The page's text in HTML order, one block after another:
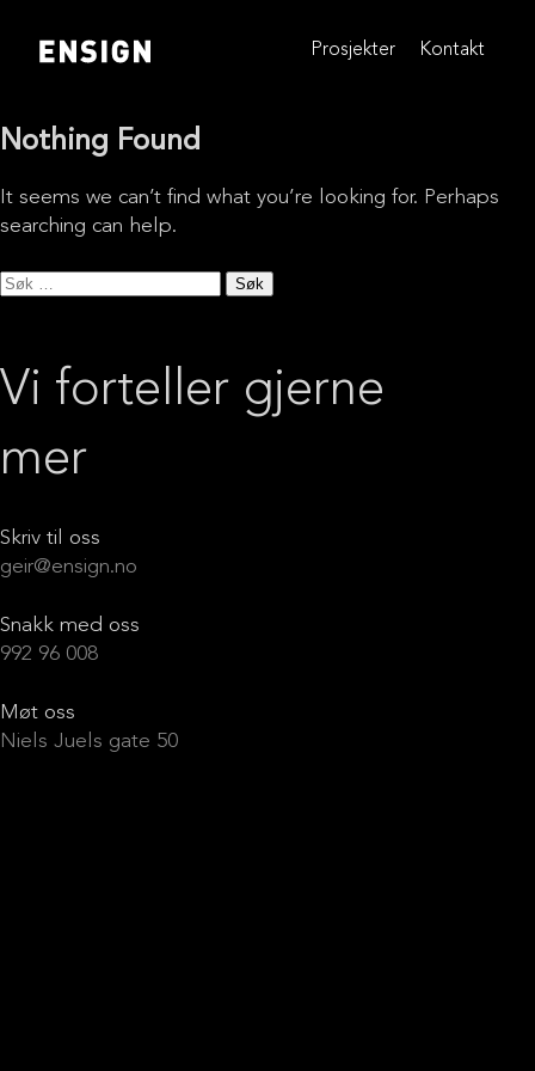
content
Prosjekter Kontakt
Nothing Found
It seems we can’t find what you’re looking for. Perhaps
searching can help.
Søk
etter:
Vi forteller gjerne
mer
Skriv til oss
geir@ensign.no
Snakk med oss
992 96 008
Møt oss
Niels Juels gate 50